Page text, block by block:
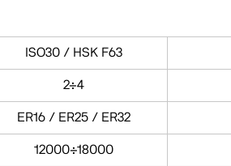
ISO30 / HSK F63
2÷4
ER16 / ER25 / ER32
12000÷18000